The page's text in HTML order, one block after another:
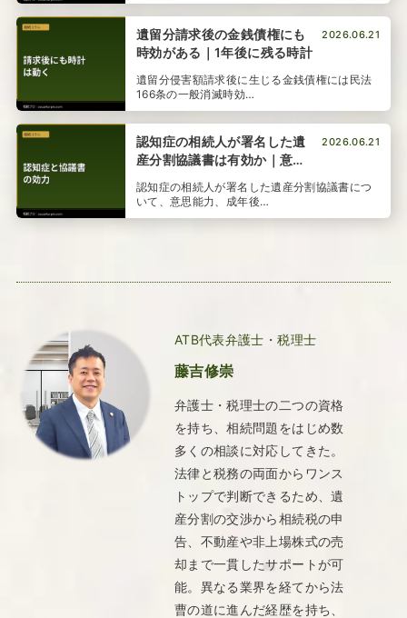
遺留分請求後の金銭債権にも
時効がある｜1年後に残る時計
遺留分侵害額請求後に生じる金銭債権には民法
166条の一般消滅時効…
2026.06.21
認知症の相続人が署名した遺
産分割協議書は有効か｜意思
認知症の相続人が署名した遺産分割協議書につ
いて、意思能力、成年後…
2026.06.21
ATB代表弁護士・税理士
藤吉修崇
弁護士・税理士の二つの資格
を持ち、相続問題をはじめ数
多くの相談に対応してきた。
法律と税務の両面からワンス
トップで判断できるため、遺
産分割の交渉から相続税の申
告、不動産や非上場株式の売
却まで一貫したサポートが可
能。異なる業界を経てから法
曹の道に進んだ経歴を持ち、